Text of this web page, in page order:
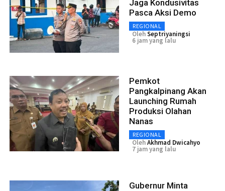
Jaga Kondusivitas
Pasca Aksi Demo
REGIONAL
OlehSeptriyaningsi
6 jam yang lalu
Pemkot
Pangkalpinang Akan
Launching Rumah
Produksi Olahan
Nanas
REGIONAL
OlehAkhmad Dwicahyo
7 jam yang lalu
Gubernur Minta